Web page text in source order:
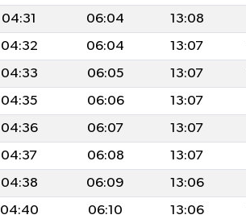
04:31 06:04 13:08
04:32 06:04 13:07
04:33 06:05 13:07
04:35 06:06 13:07
04:36 06:07 13:07
04:37 06:08 13:07
04:38 06:09 13:06
04:40 06:10 13:06